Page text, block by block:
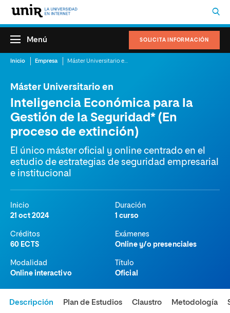
SOLICITA INFORMACIÓN
Menú
Inicio Empresa
Máster Universitario en
Inteligencia Económica para la
Gestión de la Seguridad* (En
proceso de extinción)
El único máster oficial y online centrado en el
estudio de estrategias de seguridad empresarial
e institucional
Inicio
21 oct 2024
Duración
1 curso
Créditos
60 ECTS
Exámenes
Online y/o presenciales
Modalidad
Online interactivo
Título
Oficial
Descripción Plan de Estudios Claustro Metodología